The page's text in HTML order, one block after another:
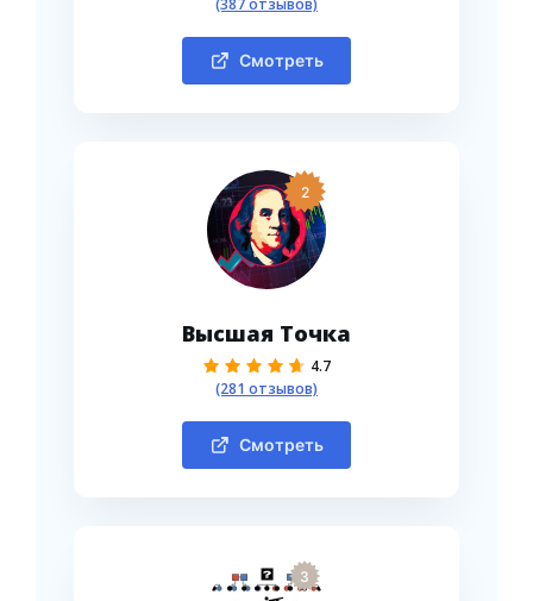
(387 отзывов)
Смотреть
2
Высшая Точка
4.7
(281 отзывов)
Смотреть
3